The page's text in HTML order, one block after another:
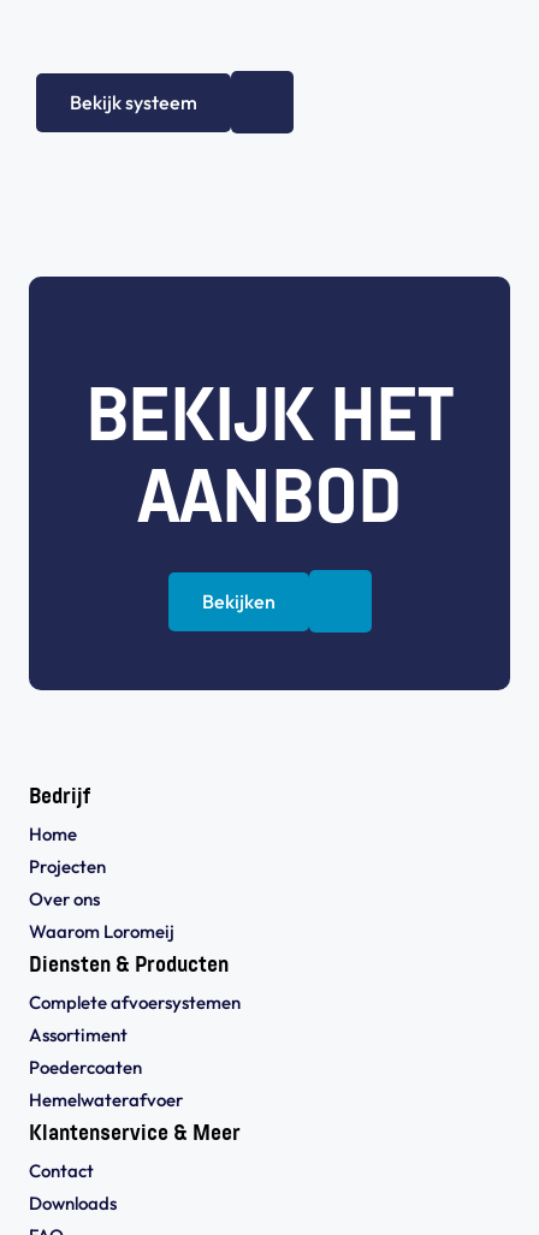
Bekijk systeem
BEKIJK HET
AANBOD
Bekijken
Bedrijf
Home
Projecten
Over ons
Waarom Loromeij
Diensten & Producten
Complete afvoersystemen
Assortiment
Poedercoaten
Hemelwaterafvoer
Klantenservice & Meer
Contact
Downloads